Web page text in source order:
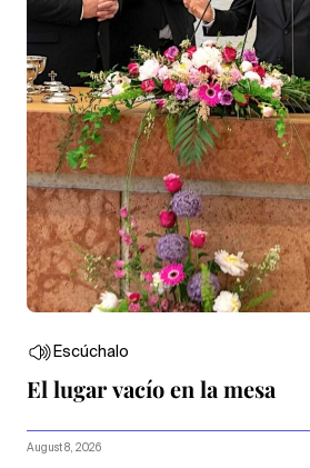
Escúchalo
El lugar vacío en la mesa
August 8, 2026